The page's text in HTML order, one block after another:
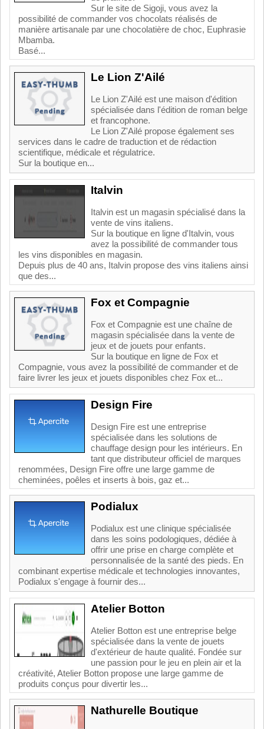
Sur le site de Sigoji, vous avez la
possibilité de commander vos chocolats réalisés de
manière artisanale par une chocolatière de choc, Euphrasie
Mbamba.
Basé...
Le Lion Z'Ailé
Le Lion Z'Ailé est une maison d'édition
spécialisée dans l'édition de roman belge
et francophone.
Le Lion Z'Ailé propose également ses
services dans le cadre de traduction et de rédaction
scientifique, médicale et régulatrice.
Sur la boutique en...
Italvin
Italvin est un magasin spécialisé dans la
vente de vins italiens.
Sur la boutique en ligne d'Italvin, vous
avez la possibilité de commander tous
les vins disponibles en magasin.
Depuis plus de 40 ans, Italvin propose des vins italiens ainsi
que des...
Fox et Compagnie
Fox et Compagnie est une chaîne de
magasin spécialisée dans la vente de
jeux et de jouets pour enfants.
Sur la boutique en ligne de Fox et
Compagnie, vous avez la possibilité de commander et de
faire livrer les jeux et jouets disponibles chez Fox et...
Design Fire
Design Fire est une entreprise
spécialisée dans les solutions de
chauffage design pour les intérieurs. En
tant que distributeur officiel de marques
renommées, Design Fire offre une large gamme de
cheminées, poêles et inserts à bois, gaz et...
Podialux
Podialux est une clinique spécialisée
dans les soins podologiques, dédiée à
offrir une prise en charge complète et
personnalisée de la santé des pieds. En
combinant expertise médicale et technologies innovantes,
Podialux s'engage à fournir des...
Atelier Botton
Atelier Botton est une entreprise belge
spécialisée dans la vente de jouets
d'extérieur de haute qualité. Fondée sur
une passion pour le jeu en plein air et la
créativité, Atelier Botton propose une large gamme de
produits conçus pour divertir les...
Nathurelle Boutique